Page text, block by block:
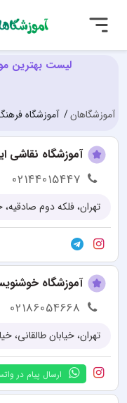
لیست بهترین
آموزشگاهان آموزشگاه
آموزشگاه نقاشی
02144015447
آموزشگاه
02186054668
ارسال پیام در